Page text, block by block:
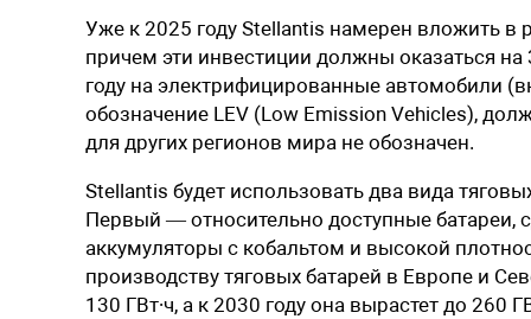
Уже к 2025 году Stellantis намерен вложить в
причем эти инвестиции должны оказаться
году на электрифицированные автомобили
обозначение LEV (Low Emission Vehicles),
для других регионов мира не обозначен.
Stellantis будет использовать два вида
Первый — относительно доступные батареи,
аккумуляторы с кобальтом и высокой
производству тяговых батарей в Европе и
130 ГВт∙ч, а к 2030 году она вырастет до 260